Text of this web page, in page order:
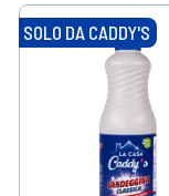
SOLO DA CADDY'S